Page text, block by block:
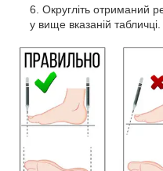
Округліть отриманий
у вище вказаній табличці.